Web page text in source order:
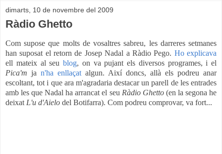
dimarts, 10 de novembre del 2009
Ràdio Ghetto
Com supose que molts de vosaltres sabreu, les darreres setmanes
han suposat el retorn de Josep Nadal a Ràdio Pego. Ho explicava
ell mateix al seu blog, on va pujant els diversos programes, i el
Pica'm ja n'ha enllaçat algun. Així doncs, allà els podreu anar
escoltant, tot i que ara m'agradaria destacar un parell de les entrades
amb les que Nadal ha arrancat el seu Ràdio Ghetto(en la segona he
deixat L'u d'Aielo del Botifarra). Com podreu comprovar, va fort...